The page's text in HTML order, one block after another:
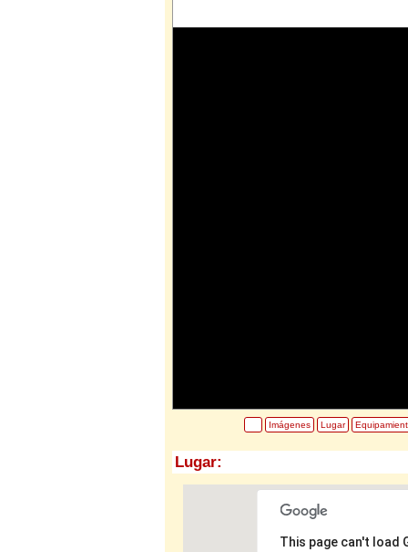
Imágenes Lugar
Lugar:
This page can't load